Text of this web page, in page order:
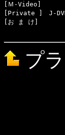
[Ｍ-Video]
[Private ]　J-
[お ま け]
プ